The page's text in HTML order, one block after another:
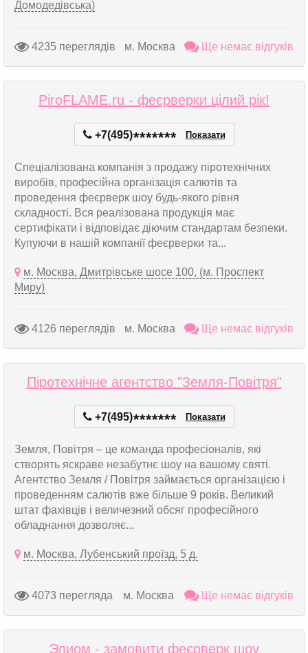
Домодедівська)
4235 переглядів м. Москва Ще немає відгуків
PiroFLAME.ru - феєрверки цілий рік!
+7(495)******* Показати
Спеціалізована компанія з продажу піротехнічних
виробів, професійна організація салютів та
проведення феєрверк шоу будь-якого рівня
складності. Вся реалізована продукція має
сертифікати і відповідає діючим стандартам безпеки.
Купуючи в нашій компанії феєрверки та...
м. Москва, Дмитрівське шосе 100, (м. Проспект
Миру)
4126 переглядів м. Москва Ще немає відгуків
Піротехнічне агентство "Земля-Повітря"
+7(495)******* Показати
Земля, Повітря – це команда професіоналів, які
створять яскраве незабутнє шоу на вашому святі.
Агентство Земля / Повітря займається організацією і
проведенням салютів вже більше 9 років. Великий
штат фахівців і величезний обсяг професійного
обладнання дозволяє...
м. Москва, Лубенський проїзд, 5 д.
4073 перегляда м. Москва Ще немає відгуків
Элиом - замовити феєрверк шоу